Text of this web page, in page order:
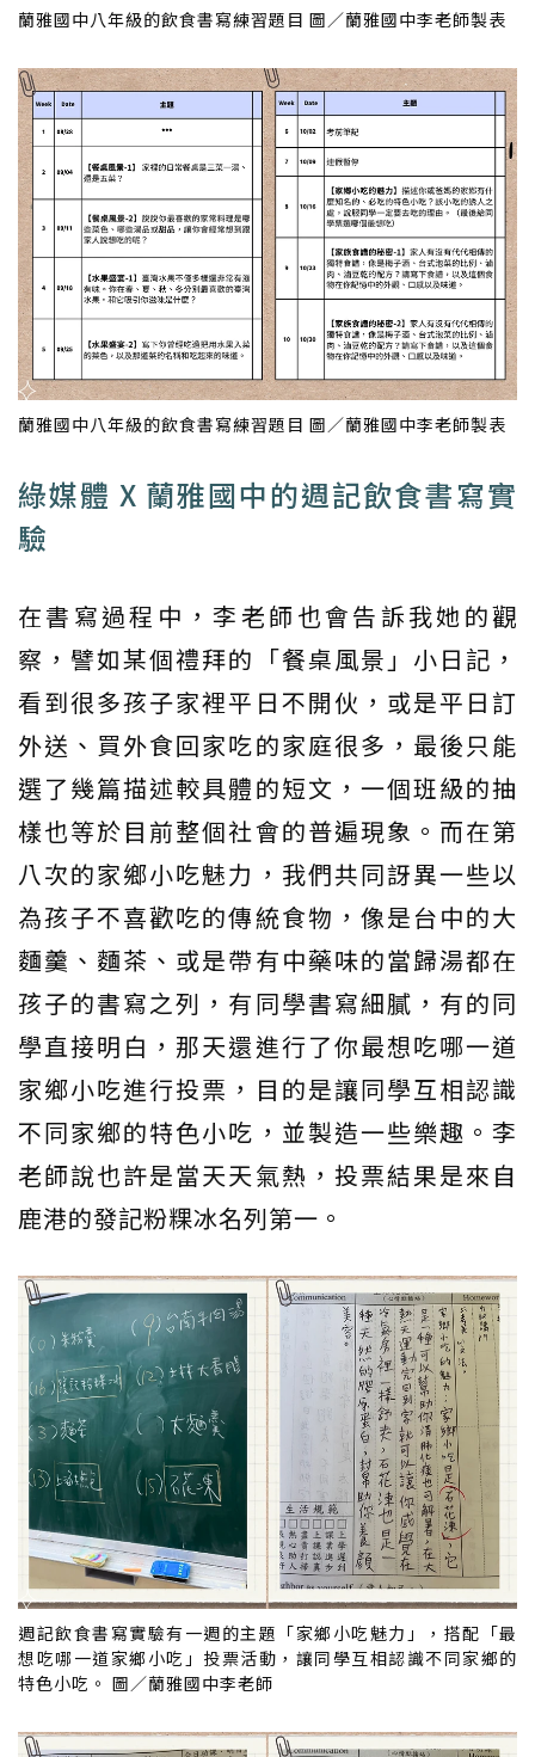
蘭雅國中八年級的飲食書寫練習題目 圖／蘭雅國中李老師製表
蘭雅國中八年級的飲食書寫練習題目 圖／蘭雅國中李老師製表
綠媒體 X 蘭雅國中的週記飲食書寫實
驗
在書寫過程中，李老師也會告訴我她的觀
察，譬如某個禮拜的「餐桌風景」小日記，
看到很多孩子家裡平日不開伙，或是平日訂
外送、買外食回家吃的家庭很多，最後只能
選了幾篇描述較具體的短文，一個班級的抽
樣也等於目前整個社會的普遍現象。而在第
八次的家鄉小吃魅力，我們共同訝異一些以
為孩子不喜歡吃的傳統食物，像是台中的大
麵羹、麵茶、或是帶有中藥味的當歸湯都在
孩子的書寫之列，有同學書寫細膩，有的同
學直接明白，那天還進行了你最想吃哪一道
家鄉小吃進行投票，目的是讓同學互相認識
不同家鄉的特色小吃，並製造一些樂趣。李
老師說也許是當天天氣熱，投票結果是來自
鹿港的發記粉粿冰名列第一。
週記飲食書寫實驗有一週的主題「家鄉小吃魅力」，搭配「最
想吃哪一道家鄉小吃」投票活動，讓同學互相認識不同家鄉的
特色小吃。 圖／蘭雅國中李老師